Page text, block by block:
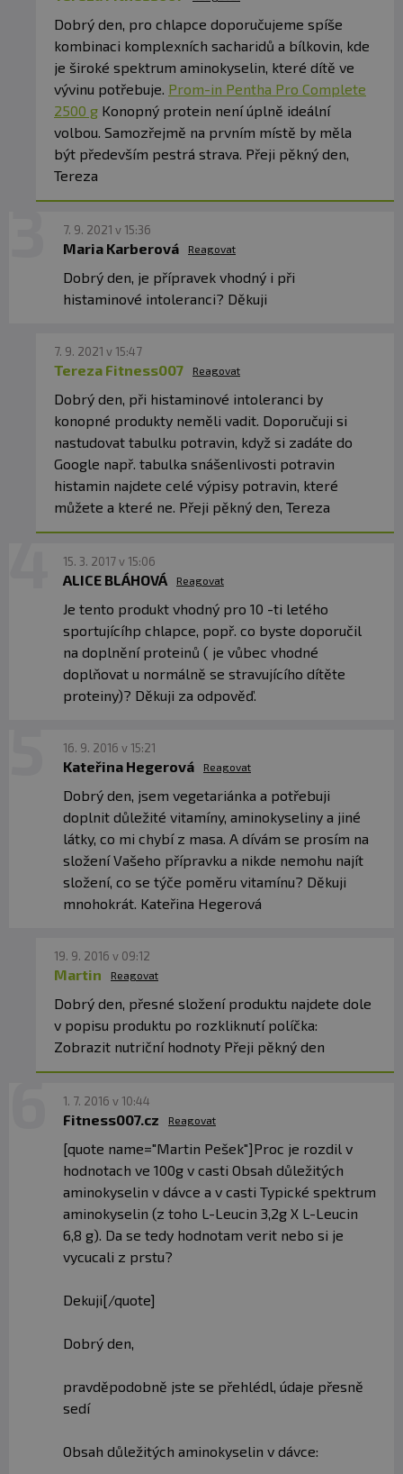
Dobrý den, pro chlapce doporučujeme spíše
kombinaci komplexních sacharidů a bílkovin, kde
je široké spektrum aminokyselin, které dítě ve
vývinu potřebuje. Prom-in Pentha Pro Complete
2500 g Konopný protein není úplně ideální
volbou. Samozřejmě na prvním místě by měla
být především pestrá strava. Přeji pěkný den,
Tereza
7. 9. 2021 v 15:36
Maria Karberová Reagovat
Dobrý den, je přípravek vhodný i při
histaminové intoleranci? Děkuji
7. 9. 2021 v 15:47
Tereza Fitness007 Reagovat
Dobrý den, při histaminové intoleranci by
konopné produkty neměli vadit. Doporučuji si
nastudovat tabulku potravin, když si zadáte do
Google např. tabulka snášenlivosti potravin
histamin najdete celé výpisy potravin, které
můžete a které ne. Přeji pěkný den, Tereza
15. 3. 2017 v 15:06
ALICE BLÁHOVÁ Reagovat
Je tento produkt vhodný pro 10 -ti letého
sportujícíhp chlapce, popř. co byste doporučil
na doplnění proteinů ( je vůbec vhodné
doplňovat u normálně se stravujícího dítěte
proteiny)? Děkuji za odpověď.
16. 9. 2016 v 15:21
Kateřina Hegerová Reagovat
Dobrý den, jsem vegetariánka a potřebuji
doplnit důležité vitamíny, aminokyseliny a jiné
látky, co mi chybí z masa. A dívám se prosím na
složení Vašeho přípravku a nikde nemohu najít
složení, co se týče poměru vitamínu? Děkuji
mnohokrát. Kateřina Hegerová
19. 9. 2016 v 09:12
Martin Reagovat
Dobrý den, přesné složení produktu najdete dole
v popisu produktu po rozkliknutí políčka:
Zobrazit nutriční hodnoty Přeji pěkný den
1. 7. 2016 v 10:44
Fitness007.cz Reagovat
[quote name="Martin Pešek"]Proc je rozdil v
hodnotach ve 100g v casti Obsah důležitých
aminokyselin v dávce a v casti Typické spektrum
aminokyselin (z toho L-Leucin 3,2g X L-Leucin
6,8 g). Da se tedy hodnotam verit nebo si je
vycucali z prstu?
Dekuji[/quote]
Dobrý den,
pravděpodobně jste se přehlédl, údaje přesně
sedí
Obsah důležitých aminokyselin v dávce: